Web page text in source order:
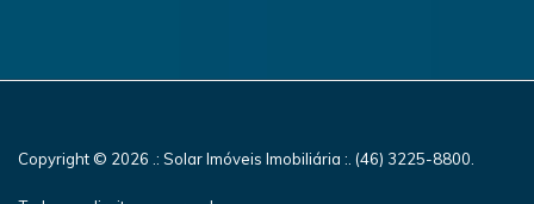
Copyright © 2026 .: Solar Imóveis Imobiliária :. (46) 3225-8800.